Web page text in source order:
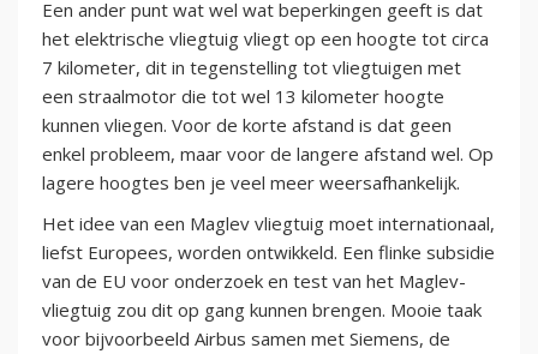
Een ander punt wat wel wat beperkingen geeft is dat
het elektrische vliegtuig vliegt op een hoogte tot circa
7 kilometer, dit in tegenstelling tot vliegtuigen met
een straalmotor die tot wel 13 kilometer hoogte
kunnen vliegen. Voor de korte afstand is dat geen
enkel probleem, maar voor de langere afstand wel. Op
lagere hoogtes ben je veel meer weersafhankelijk.
Het idee van een Maglev vliegtuig moet internationaal,
liefst Europees, worden ontwikkeld. Een flinke subsidie
van de EU voor onderzoek en test van het Maglev-
vliegtuig zou dit op gang kunnen brengen. Mooie taak
voor bijvoorbeeld Airbus samen met Siemens, de